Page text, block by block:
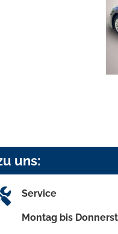
uns:
Service
Montag bis